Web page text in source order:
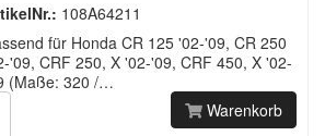
108A64211
für Honda CR 125 '02-'09, CR 250
'09, CRF 250, X '02-'09, CRF 450, X '02-
(Maße: 320 /…
Warenkorb